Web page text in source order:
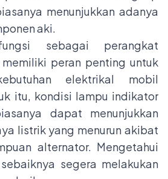
menunjukkan adanya
aki.
sebagai perangkat
peran penting untuk
elektrikal mobil
itu, kondisi lampu indikator
dapat menunjukkan
listrik yang menurun akibat
alternator. Mengetahui
segera melakukan